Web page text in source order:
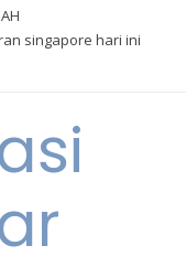
singapore hari ini